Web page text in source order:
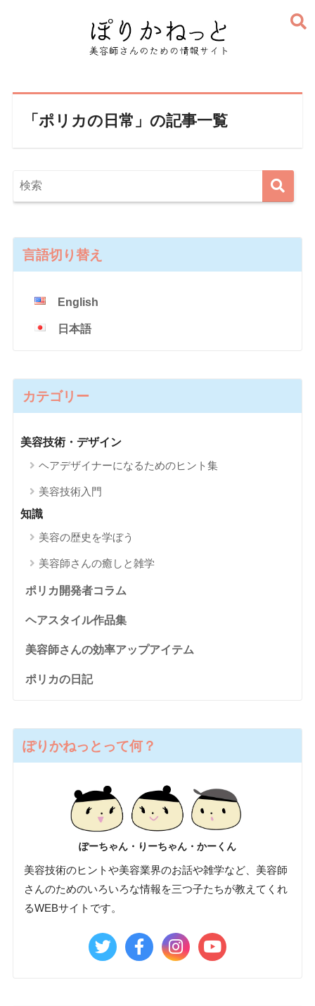
「ポリカの日常」の記事一覧
言語切り替え
English
日本語
カテゴリー
美容技術・デザイン
ヘアデザイナーになるためのヒント集
美容技術入門
知識
美容の歴史を学ぼう
美容師さんの癒しと雑学
ポリカ開発者コラム
ヘアスタイル作品集
美容師さんの効率アップアイテム
ポリカの日記
ぽりかねっとって何？
ぽーちゃん・りーちゃん・かーくん
美容技術のヒントや美容業界のお話や雑学など、美容師
さんのためのいろいろな情報を三つ子たちが教えてくれ
るWEBサイトです。